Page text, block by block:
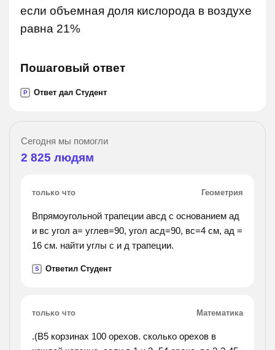
если объемная доля кислорода в воздухе
равна 21%
Пошаговый ответ
P Ответ дал Студент
Сегодня мы помогли
2 825 людям
только что Геометрия
Впрямоугольной трапеции авсд с основанием ад
и вс угол а= углев=90, угол асд=90, вс=4 см, ад =
16 см. найти углы с и д трапеции.
S Ответил Студент
только что Математика
.(В5 корзинах 100 орехов. сколько орехов в